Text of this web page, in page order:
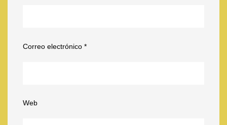
Correo electrónico *
Web